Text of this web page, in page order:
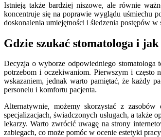
Istnieją także bardziej niszowe, ale równie
koncentruje się na poprawie wyglądu uśmiechu
doskonalenia umiejętności i śledzenia postępów
Gdzie szukać stomatologa i
Decyzja o wyborze odpowiedniego
potrzebom i oczekiwaniom. Pierwszym i często
wskazaniem, jednak warto pamiętać, że każdy
personelu i komfortu pacjenta.
Alternatywnie, możemy skorzystać z
specjalizacjach, świadczonych usługach, a
lekarzy. Warto zwrócić uwagę na strony
zabiegach, co może pomóc w ocenie estetyki